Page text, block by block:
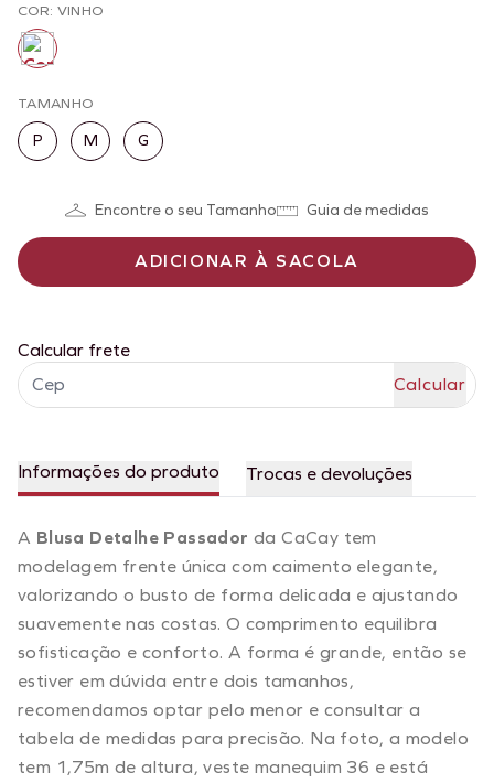
COR: VINHO
TAMANHO
P M G
Encontre o seu Tamanho Guia de medidas
ADICIONAR À SACOLA
Calcular frete
Informações do produto Trocas e devoluções
A Blusa Detalhe Passador da CaCay tem
modelagem frente única com caimento elegante,
valorizando o busto de forma delicada e ajustando
suavemente nas costas. O comprimento equilibra
sofisticação e conforto. A forma é grande, então se
estiver em dúvida entre dois tamanhos,
recomendamos optar pelo menor e consultar a
tabela de medidas para precisão. Na foto, a modelo
tem 1,75m de altura, veste manequim 36 e está